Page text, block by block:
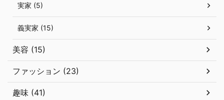
実家 (5)
義実家 (15)
美容 (15)
ファッション (23)
趣味 (41)